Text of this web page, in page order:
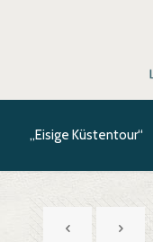
„Eisige Küstentour“